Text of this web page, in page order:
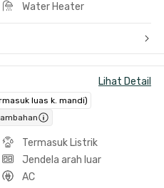
Water Heater
Lihat Detail
luas k. mandi)
Termasuk Listrik
Jendela arah luar
AC